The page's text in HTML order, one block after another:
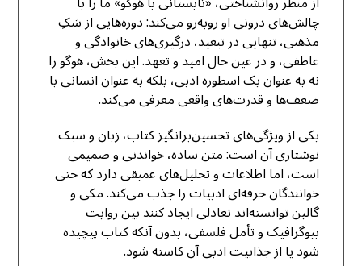
چالش‌های درونی او روبه‌رو می‌کند: دوره‌هایی از شکِ
مذهبی، تنهایی در تبعید، درگیری‌های خانوادگی و
عاطفی، و در عین حال امید و تعهد. این بخش، هوگو را
نه به عنوان یک اسطوره ادبی، بلکه به عنوان انسانی با
ضعف‌ها و قدرت‌های واقعی معرفی می‌کند.
یکی از ویژگی‌های تحسین‌برانگیز کتاب، زبان و سبک
نوشتاری آن است: متن ساده، خواندنی و صمیمی
است، اما اطلاعات و تحلیل‌های عمیقی دارد که حتی
خوانندگان حرفه‌ای ادبیات را جذب می‌کند. مکی و
گالین توانسته‌اند تعادلی ایجاد کنند بین روایت
بیوگرافیک و تأمل فلسفی، بدون آنکه کتاب پیچیده
شود یا از جذابیت ادبی آن کاسته شود.